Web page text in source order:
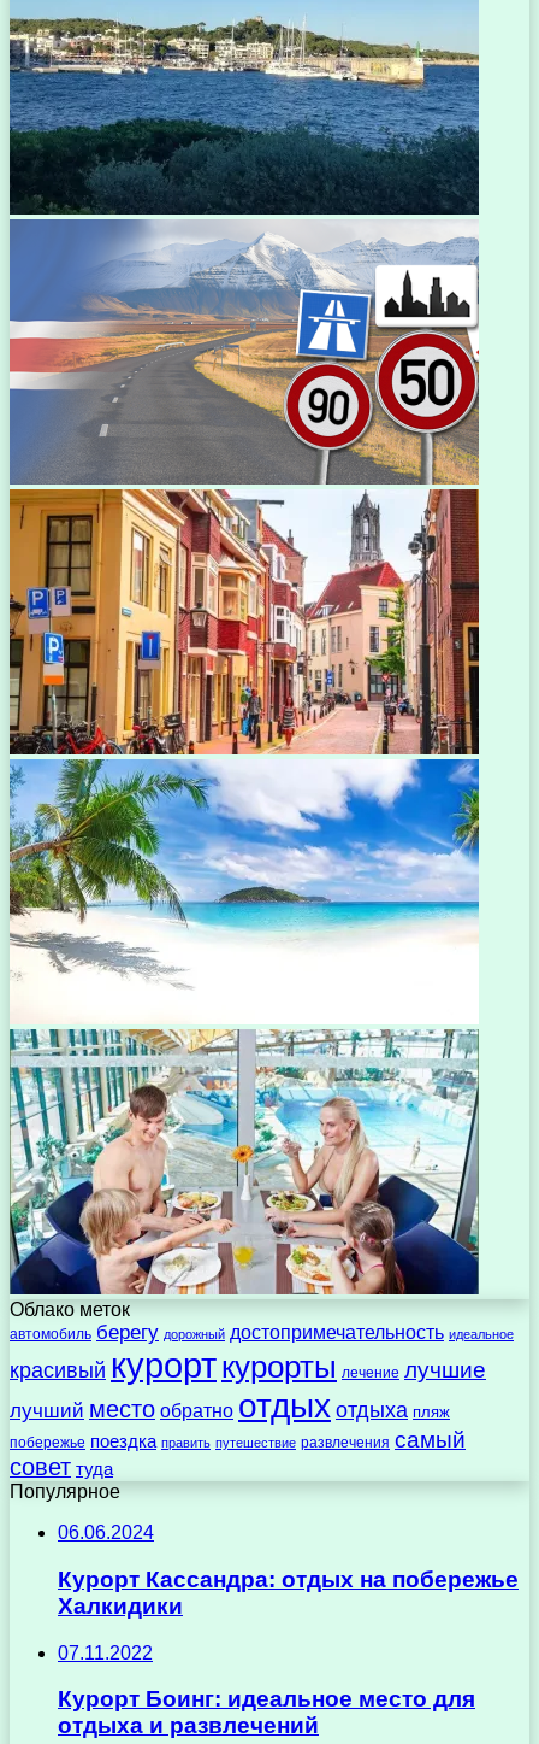
Облако меток
автомобиль берегу дорожный достопримечательность идеальное
красивый курорткурорты лечение лучшие
лучший место обратно отдыхотдыха пляж
побережье поездка править путешествие развлечения самый
совет туда
Популярное
06.06.2024
Курорт Кассандра: отдых на побережье
Халкидики
07.11.2022
Курорт Боинг: идеальное место для
отдыха и развлечений